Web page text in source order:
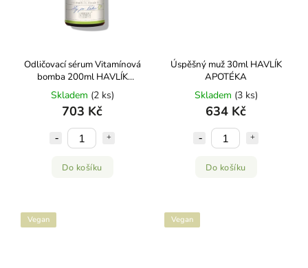
Odličovací sérum Vitamínová
bomba 200ml HAVLÍK
APOTÉKA
Skladem (2 ks)
703 Kč
Do košíku
Úspěšný muž 30ml HAVLÍK
APOTÉKA
Skladem (3 ks)
634 Kč
Do košíku
Vegan Vegan